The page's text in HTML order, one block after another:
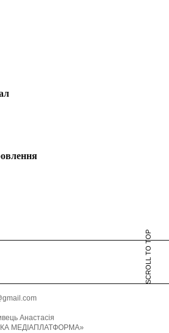
SCROLL TO TOP
Анастасія
МЕДІАПЛАТФОРМА»